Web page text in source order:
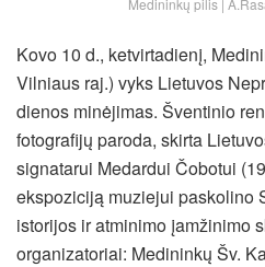
Medininkų pilis |
Kovo 10 d., ketvirtadienį,
Vilniaus raj.) vyks Lietuvos
dienos minėjimas. Šventinio
fotografijų paroda, skirta
signatarui Medardui Čobotui
ekspoziciją muziejui paskolino
istorijos ir atminimo įamžinimo
organizatoriai: Medininkų Šv.